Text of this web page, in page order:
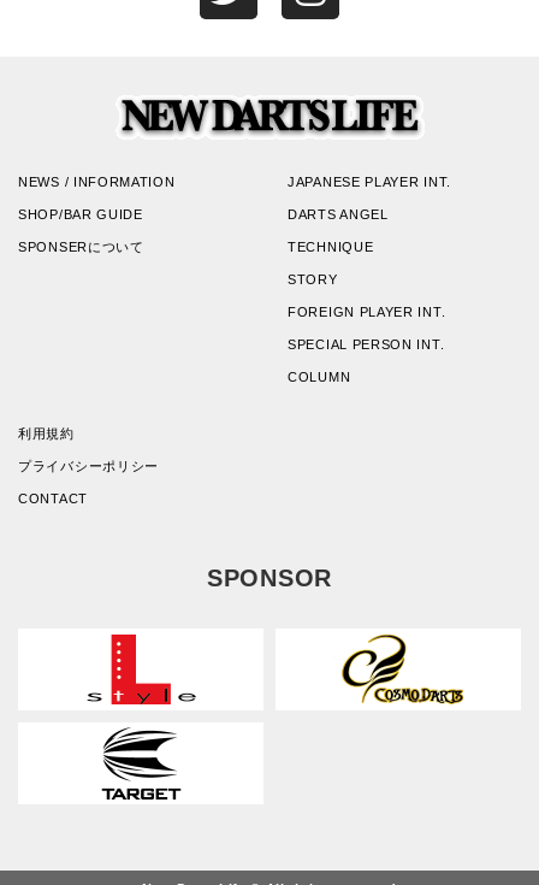
NEWS / INFORMATION
SHOP/BAR GUIDE
SPONSERについて
JAPANESE PLAYER INT.
DARTS ANGEL
TECHNIQUE
STORY
FOREIGN PLAYER INT.
SPECIAL PERSON INT.
COLUMN
利用規約
プライバシーポリシー
CONTACT
SPONSOR